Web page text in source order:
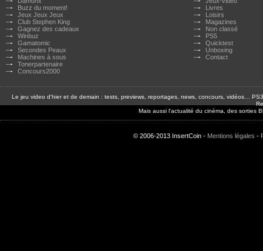
Buzz du moment!
Jeux Jeux Jeux
Club Stephen King
Gagnez des cadeaux
Winbuz
Gamatomic
Secondes Peaux
Machines à sous
Tonerpartenaire
Concours2000
Livres
Loisirs
Magazines
Non classé
PS5
Quicktest
Unboxing
Contact
Le jeu video d'hier et de demain : tests, previews, reportages, news, concours, vidéos…
Mais aussi l'actualité du cinéma, des sorties
© 2006-2013 InsertCoin - Mentions légales -